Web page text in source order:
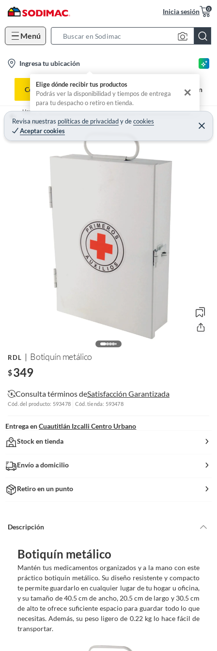
Inicia sesión 0
Menú
h
B
a
n
Ingresa tu ubicación
Elige dónde recibir tus productos
Podrás ver la disponibilidad y tiempos de entrega
para tu despacho o retiro en tienda.
✕
Constructor Compra Telefónica Facturación
Revisa nuestras políticas de privacidadydecookies
Aceptar cookies
Home
Materiales de construcción, ferretería y plomería - Ferretería
Señalética
RDL Botiquín metálico
$349
Consulta términos deSatisfacción Garantizada
Cód. del producto: 593478 Cód. tienda: 593478
Entrega en Cuautitlán Izcalli Centro Urbano
Stock en tienda
Envío a domicilio
Retiro en un punto
Descripción
Botiquín metálico
Mantén tus medicamentos organizados y a la mano con este
práctico botiquín metálico. Su diseño resistente y compacto
te permite guardarlo en cualquier lugar de tu hogar u oficina,
y su tamaño de 40.5 cm de ancho, 20.5 cm de largo y 30.5 cm
de alto te ofrece suficiente espacio para guardar todo lo que
necesitas. Además, su peso ligero de 0.22 kg lo hace fácil de
transportar.